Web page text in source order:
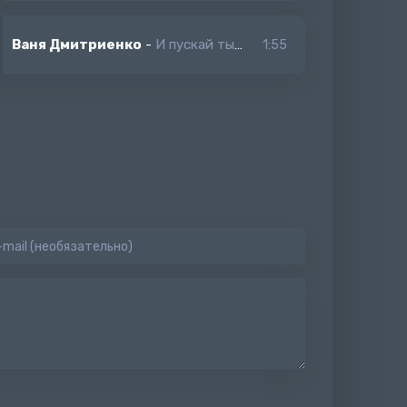
Ваня Дмитриенко - И пускай ты мне скажешь прощай 1:55